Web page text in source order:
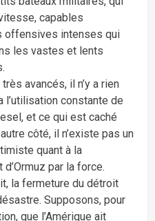
capables
offensives intenses qui
les vastes et lents
avancés, il n’y a rien
l’utilisation constante de
et ce qui est caché
côté, il n’existe pas un
quant à la
par la force.
la fermeture du détroit
Supposons, pour
que l’Amérique ait